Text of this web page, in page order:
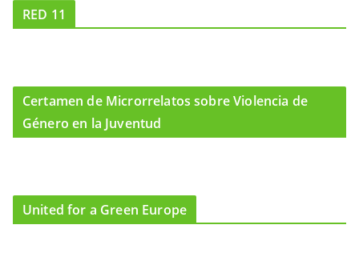
RED 11
Certamen de Microrrelatos sobre Violencia de
Género en la Juventud
United for a Green Europe